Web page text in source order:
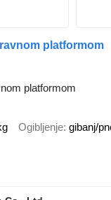
platformom
platformom
Ogibljenje gibanj/